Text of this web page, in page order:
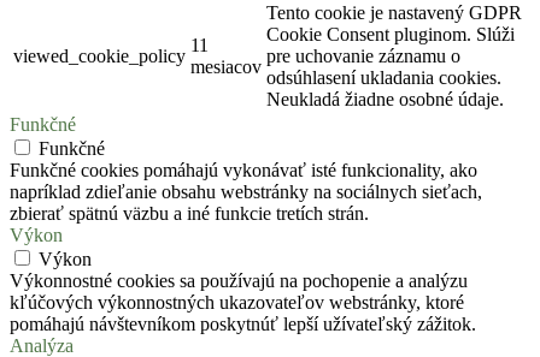
viewed_cookie_policy
11
mesiacov
Tento cookie je nastavený GDPR
Cookie Consent pluginom. Slúži
pre uchovanie záznamu o
odsúhlasení ukladania cookies.
Neukladá žiadne osobné údaje.
Funkčné
Funkčné
Funkčné cookies pomáhajú vykonávať isté funkcionality, ako
napríklad zdieľanie obsahu webstránky na sociálnych sieťach,
zbierať spätnú väzbu a iné funkcie tretích strán.
Výkon
Výkon
Výkonnostné cookies sa používajú na pochopenie a analýzu
kľúčových výkonnostných ukazovateľov webstránky, ktoré
pomáhajú návštevníkom poskytnúť lepší užívateľský zážitok.
Analýza